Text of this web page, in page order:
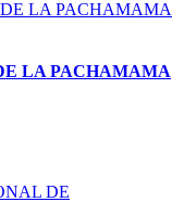
LA PACHAMAMA